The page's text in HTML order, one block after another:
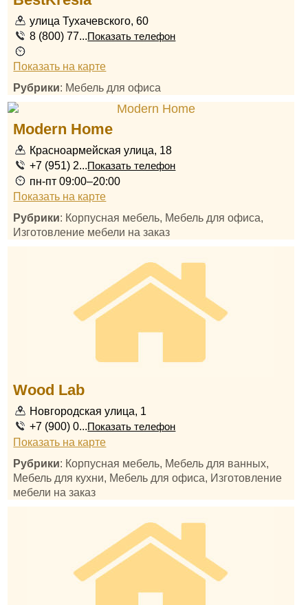
улица Тухачевского, 60
8 (800) 77...Показать телефон
Показать на карте
Рубрики: Мебель для офиса
Modern Home
Красноармейская улица, 18
+7 (951) 2...Показать телефон
пн-пт 09:00–20:00
Показать на карте
Рубрики: Корпусная мебель, Мебель для офиса,
Изготовление мебели на заказ
Wood Lab
Новгородская улица, 1
+7 (900) 0...Показать телефон
Показать на карте
Рубрики: Корпусная мебель, Мебель для ванных,
Мебель для кухни, Мебель для офиса, Изготовление
мебели на заказ